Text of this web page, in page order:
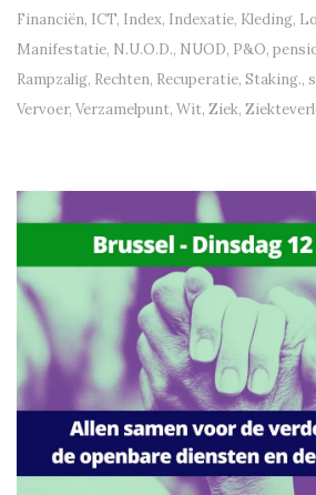
Financiën, ICT, Index, Indexatie, Kleding,
Manifestatie, N.U.O.D., NUOD, P&O,
Rampzalig, Rechten, Recuperatie, Staking.,
Vervoer, Verzamelpunt, Wit, Ziek,